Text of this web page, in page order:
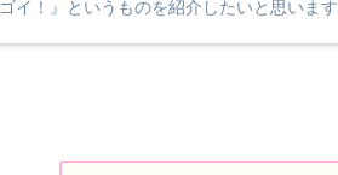
ゴイ！』というものを紹介したいと思いま